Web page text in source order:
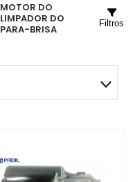
MOTOR DO
LIMPADOR DO
PARA-BRISA
Filtros